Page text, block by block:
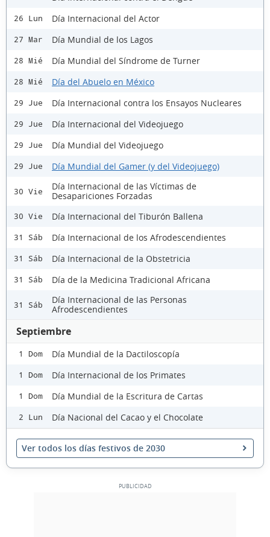
26 Lun Día Internacional del Actor
27 Mar Día Mundial de los Lagos
28 Mié Día Mundial del Síndrome de Turner
28 Mié Día del Abuelo en México
29 Jue Día Internacional contra los Ensayos Nucleares
29 Jue Día Internacional del Videojuego
29 Jue Día Mundial del Videojuego
29 Jue Día Mundial del Gamer (y del Videojuego)
30 Vie
Día Internacional de las Víctimas de
Desapariciones Forzadas
30 Vie Día Internacional del Tiburón Ballena
31 Sáb Día Internacional de los Afrodescendientes
31 Sáb Día Internacional de la Obstetricia
31 Sáb Día de la Medicina Tradicional Africana
31 Sáb
Día Internacional de las Personas
Afrodescendientes
Septiembre
1 Dom Día Mundial de la Dactiloscopía
1 Dom Día Internacional de los Primates
1 Dom Día Mundial de la Escritura de Cartas
2 Lun Día Nacional del Cacao y el Chocolate
Ver todos los días festivos de 2030